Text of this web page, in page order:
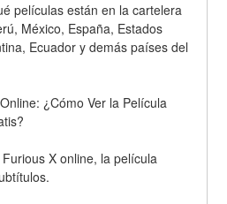
películas están en la cartelera
México, España, Estados
Ecuador y demás países del
¿Cómo Ver la Película
X online, la película